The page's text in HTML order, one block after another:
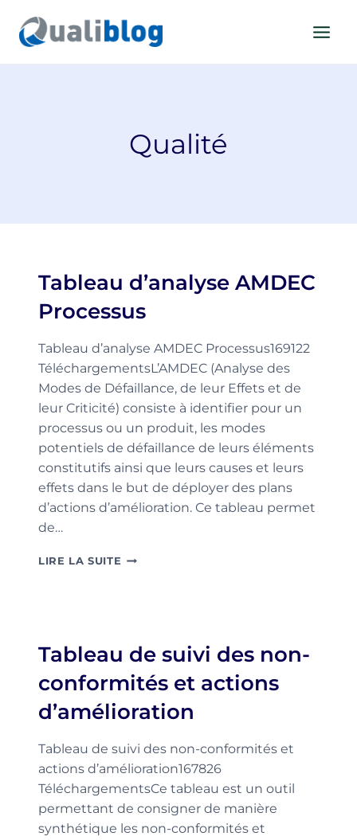
contenu
Qualité
Tableau d’analyse AMDEC
Processus
Tableau d’analyse AMDEC Processus169122
TéléchargementsL’AMDEC (Analyse des
Modes de Défaillance, de leur Effets et de
leur Criticité) consiste à identifier pour un
processus ou un produit, les modes
potentiels de défaillance de leurs éléments
constitutifs ainsi que leurs causes et leurs
effets dans le but de déployer des plans
d’actions d’amélioration. Ce tableau permet
de…
LIRE LA SUITE TABLEAU
Tableau de suivi des non-
conformités et actions
d’amélioration
Tableau de suivi des non-conformités et
actions d’amélioration167826
TéléchargementsCe tableau est un outil
permettant de consigner de manière
synthétique les non-conformités et